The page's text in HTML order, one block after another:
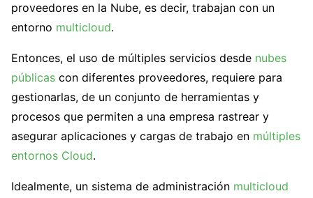
proveedores en la Nube, es decir, trabajan con un
entorno multicloud.
Entonces, el uso de múltiples servicios desde nubes
públicas con diferentes proveedores, requiere para
gestionarlas, de un conjunto de herramientas y
procesos que permiten a una empresa rastrear y
asegurar aplicaciones y cargas de trabajo en múltiples
entornos Cloud.
Idealmente, un sistema de administración multicloud